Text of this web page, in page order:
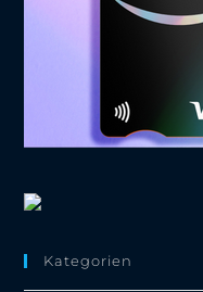
Kategorien